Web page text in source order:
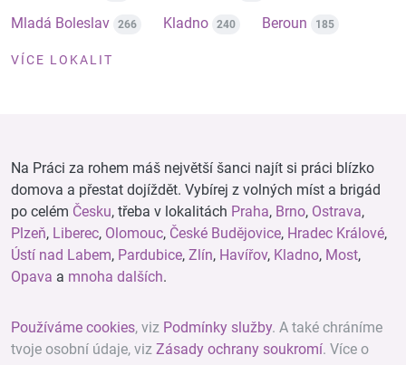
Mladá Boleslav 266 Kladno 240 Beroun 185
VÍCE LOKALIT
Na Práci za rohem máš největší šanci najít si práci blízko
domova a přestat dojíždět. Vybírej z volných míst a brigád
po celém Česku, třeba v lokalitách Praha, Brno, Ostrava,
Plzeň, Liberec, Olomouc, České Budějovice, Hradec Králové,
Ústí nad Labem, Pardubice, Zlín, Havířov, Kladno, Most,
Opava a mnoha dalších.
Používáme cookies, viz Podmínky služby. A také chráníme
tvoje osobní údaje, viz Zásady ochrany soukromí. Více o